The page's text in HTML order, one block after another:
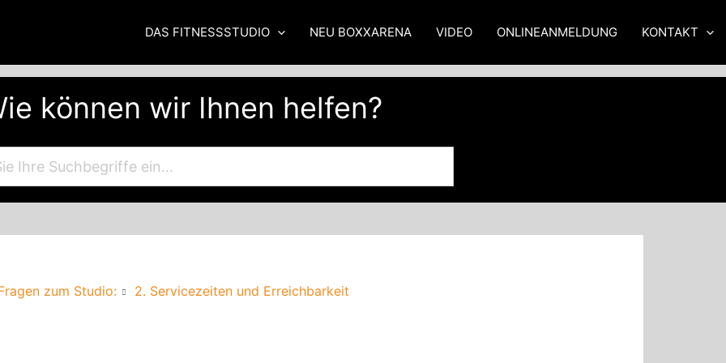
DAS FITNESSSTUDIO NEU BOXXARENA VIDEO ONLINEANMELDUNG KONTAKT
können wir Ihnen helfen?
zum Studio: 2. Servicezeiten und Erreichbarkeit